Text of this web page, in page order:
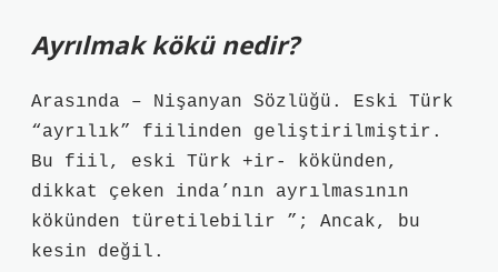
Ayrılmak kökü nedir?
Arasında – Nişanyan Sözlüğü. Eski Türk
“ayrılık” fiilinden geliştirilmiştir.
Bu fiil, eski Türk +ir- kökünden,
dikkat çeken inda’nın ayrılmasının
kökünden türetilebilir ”; Ancak, bu
kesin değil.